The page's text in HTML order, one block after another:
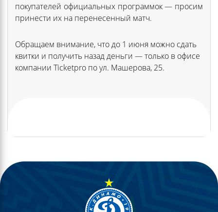
покупателей официальных программок — просим
принести их на перенесенный матч.
Обращаем внимание, что до 1 июня можно сдать
квитки и получить назад деньги — только в офисе
компании Ticketpro по ул. Машерова, 25.